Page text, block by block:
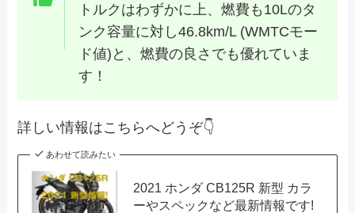
トルクはわずかに上、燃費も10Lのタ
ンク容量に対し46.8km/L (WMTCモー
ド値)と、燃費の良さでも優れていま
す！
詳しい情報はこちらへどうぞ👇
あわせて読みたい
2021 ホンダ CB125R 新型 カラ
ーやスペックなど最新情報です!